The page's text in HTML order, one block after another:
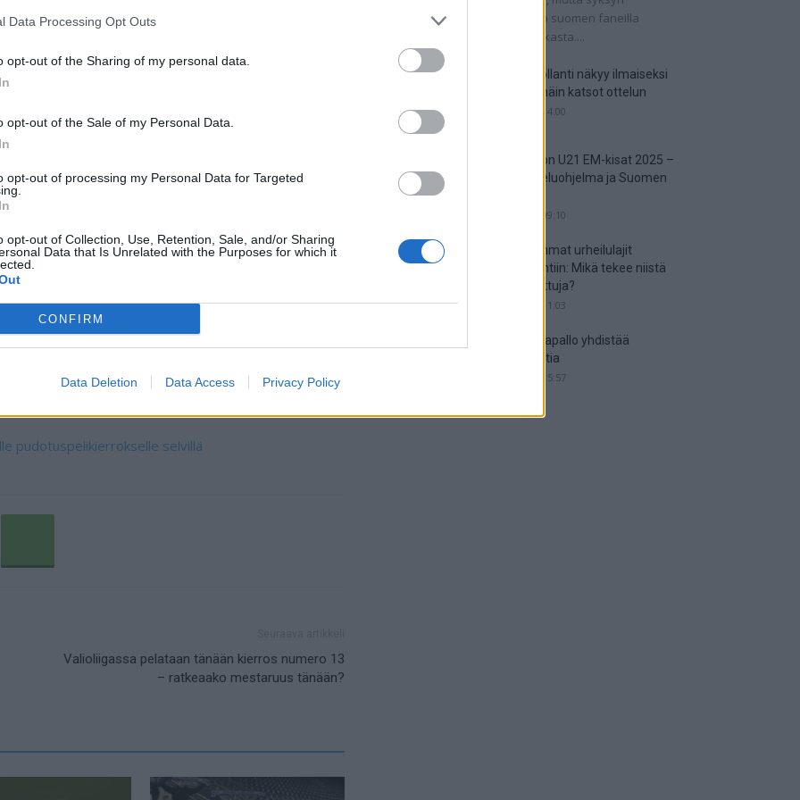
Data Processing Opt Outs
opt-out of the Sharing of my personal data.
opt-out of the Sale of my Personal Data.
opt-out of processing my Personal Data for Targeted
opt-out of Collection, Use, Retention, Sale, and/or Sharing
Data that Is Unrelated with the Purposes for which it
CONFIRM
Data Deletion Data Access Privacy Policy
myötä Huuhkajien hyökkääjälle merkittiin maalit
verkkoon kahdella eri sarjatasolla – Championshipissä
! 🐐
NKW5h5cBKR
14, 2020
.
seuraavan kerran huomenna keskiviikkona, kun
pudotuspelikierrokselle selvillä
Valioliigassa pelataan tänään kierros numero 13
– ratkeaako mestaruus tänään?
ratkaisuottelut kertovat, onko suomen faneilla
realistista unelmoida kisapaikasta....
Suomi-Hollanti näkyy ilmaiseksi
TV:stä – näin katsot ottelun
06.06.2025 14:00
Jalkapallon U21 EM-kisat 2025 –
tässä otteluohjelma ja Suomen
18.05.2025 09:10
Suosituimmat urheilulajit
vedonlyöntiin: Mikä tekee niistä
niin suosittuja?
05.05.2025 11:03
Miten jalkapallo yhdistää
kansakuntia
25.04.2025 15:57